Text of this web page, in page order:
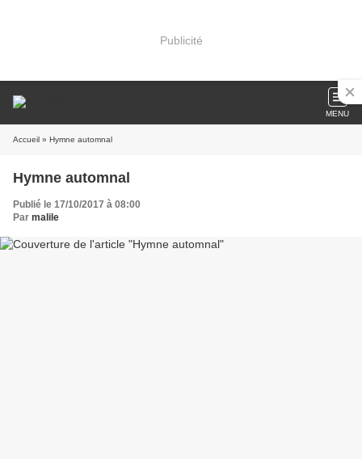
Publicité
MENU
Accueil » Hymne automnal
Hymne automnal
Publié le 17/10/2017 à 08:00
Par malile